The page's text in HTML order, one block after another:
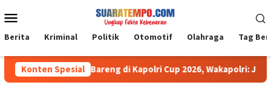
ke
kontenMobile
Berita Kriminal Politik Otomotif Olahraga Tag
Konten Spesial
Muda Main Bareng di Kapolri Cup 2026, Wakapolri: Jangan